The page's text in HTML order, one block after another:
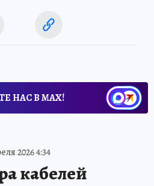
НАС В МАХ!
2026 4:34
кабелей